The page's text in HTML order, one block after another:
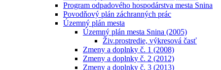
Program odpadového hospodárstva mesta Snina
Povodňový plán záchranných prác
Územný plán mesta
Územný plán mesta Snina (2005)
Živ.prostredie, výkresová časť
Zmeny a doplnky č. 1 (2008)
Zmeny a doplnky č. 2 (2012)
Zmeny a doplnky č. 3 (2013)